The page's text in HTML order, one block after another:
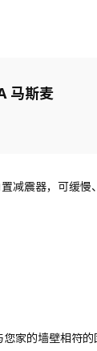
马斯麦
减震器，可缓慢
家的墙壁相符的